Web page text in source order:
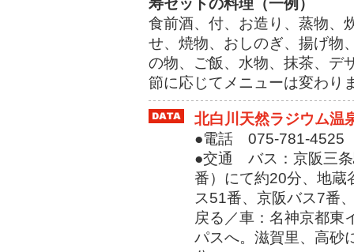
食前酒、付、お造り、蒸物、
せ、焼物、おしのぎ、揚げ物
の物、ご飯、水物、抹茶、デ
節に応じてメニューは変わり
北白川天然ラジウム温
●電話 075-781-4525
●交通 バス：京阪三条
番）にて約20分、地蔵
ス51番、京阪バス7番
戻る／車：名神京都東
パスへ。滋賀里、高砂